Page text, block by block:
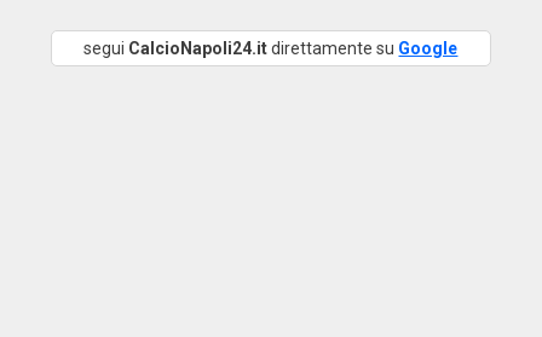
segui CalcioNapoli24.itdirettamente su Google